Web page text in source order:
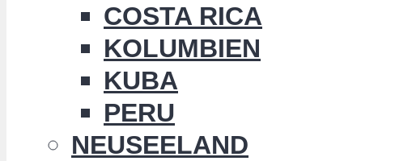
COSTA RICA
KOLUMBIEN
KUBA
PERU
NEUSEELAND